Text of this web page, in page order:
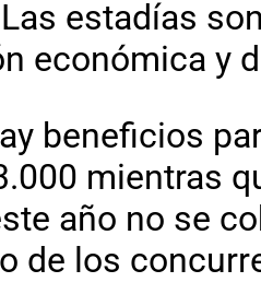
estadías
económica y
beneficios
mientras
año no se
de los